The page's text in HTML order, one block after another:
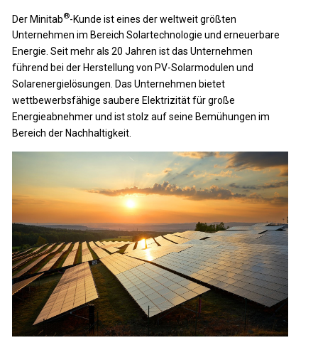
Der Minitab®-Kunde ist eines der weltweit größten
Unternehmen im Bereich Solartechnologie und erneuerbare
Energie. Seit mehr als 20 Jahren ist das Unternehmen
führend bei der Herstellung von PV-Solarmodulen und
Solarenergielösungen. Das Unternehmen bietet
wettbewerbsfähige saubere Elektrizität für große
Energieabnehmer und ist stolz auf seine Bemühungen im
Bereich der Nachhaltigkeit.